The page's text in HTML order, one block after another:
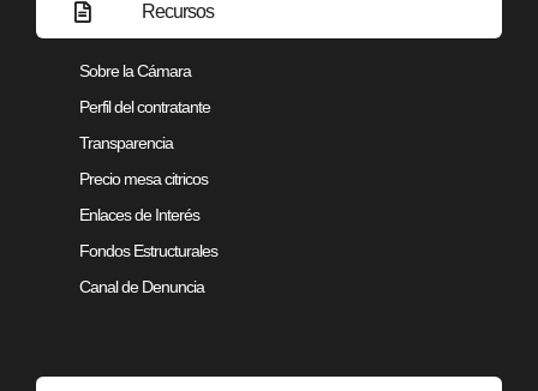
Recursos
Sobre la Cámara
Perfil del contratante
Transparencia
Precio mesa citricos
Enlaces de Interés
Fondos Estructurales
Canal de Denuncia